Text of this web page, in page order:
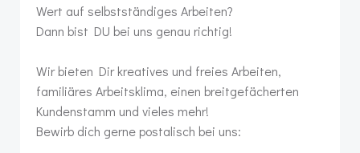
Wert auf selbstständiges Arbeiten?
Dann bist DU bei uns genau richtig!
Wir bieten Dir kreatives und freies Arbeiten,
familiäres Arbeitsklima, einen breitgefächerten
Kundenstamm und vieles mehr!
Bewirb dich gerne postalisch bei uns: